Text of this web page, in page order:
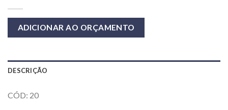
ADICIONAR AO ORÇAMENTO
DESCRIÇÃO
CÓD: 20